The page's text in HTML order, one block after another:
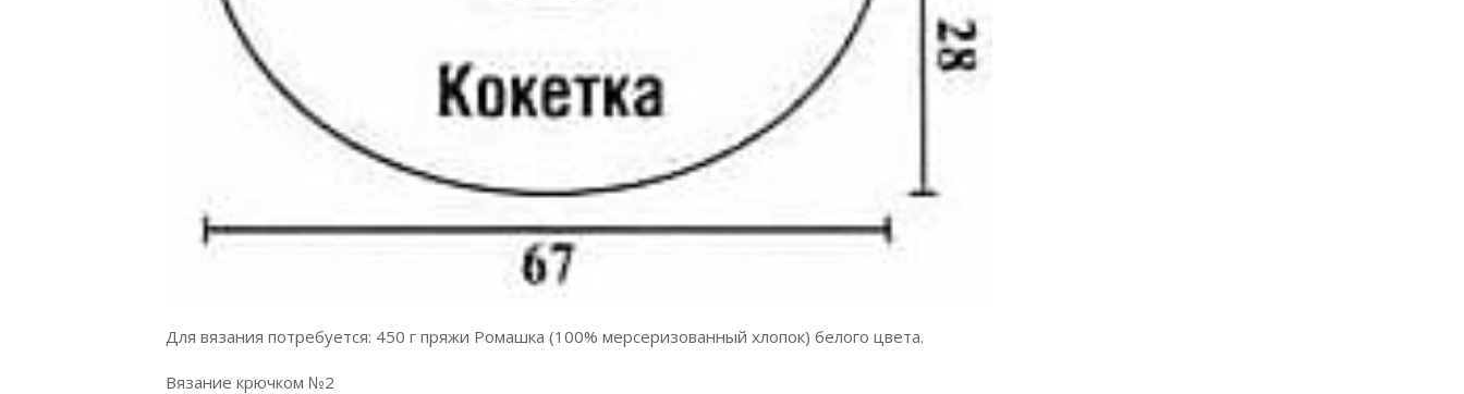
Для вязания потребуется: 450 г пряжи Ромашка (100% мерсеризованный хлопок) белого цвета.
Вязание крючком №2